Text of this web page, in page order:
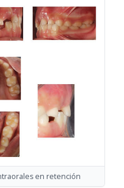
en retención